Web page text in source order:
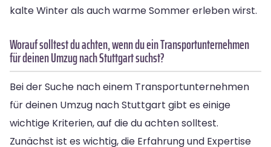
kalte Winter als auch warme Sommer erleben wirst.
Worauf solltest du achten, wenn du ein Transportunternehmen
für deinen Umzug nach Stuttgart suchst?
Bei der Suche nach einem Transportunternehmen
für deinen Umzug nach Stuttgart gibt es einige
wichtige Kriterien, auf die du achten solltest.
Zunächst ist es wichtig, die Erfahrung und Expertise